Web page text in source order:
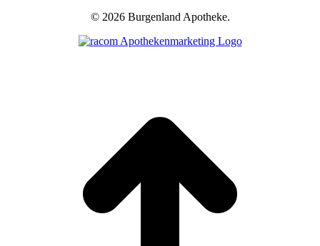
© 2026 Burgenland Apotheke.